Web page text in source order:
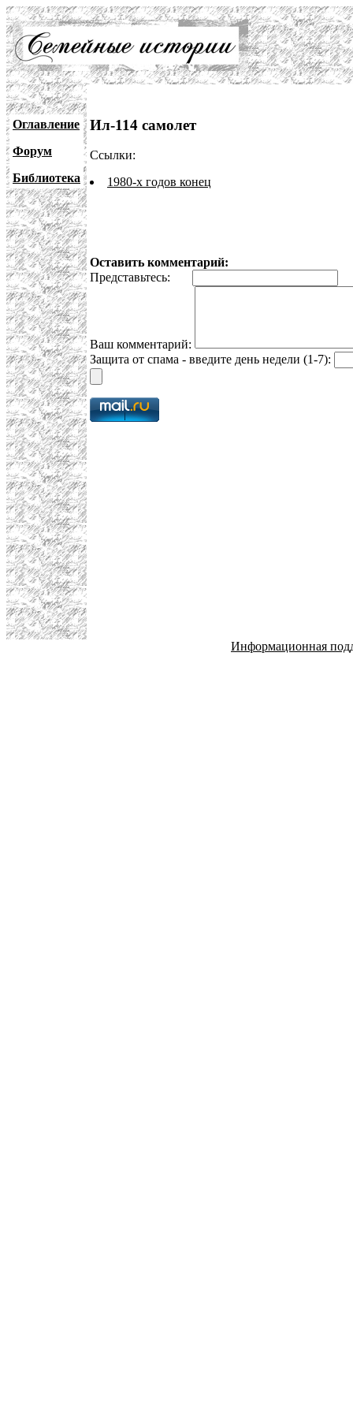
Оглавление
Форум
Библиотека
Ил-114 самолет
Ссылки:
1980-х годов конец
Оставить комментарий:
Представьтесь:
Ваш комментарий:
Защита от спама - введите день недели (1-7):
Информационная